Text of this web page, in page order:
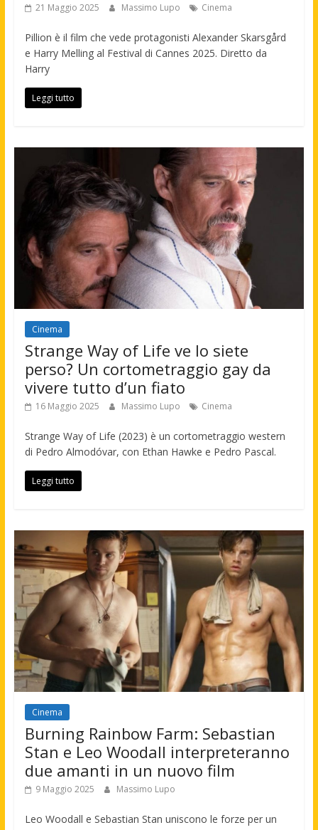
21 Maggio 2025 Massimo Lupo Cinema
Pillion è il film che vede protagonisti Alexander Skarsgård
e Harry Melling al Festival di Cannes 2025. Diretto da
Harry
Leggi tutto
Cinema
Strange Way of Life ve lo siete
perso? Un cortometraggio gay da
vivere tutto d’un fiato
16 Maggio 2025 Massimo Lupo Cinema
Strange Way of Life (2023) è un cortometraggio western
di Pedro Almodóvar, con Ethan Hawke e Pedro Pascal.
Leggi tutto
Cinema
Burning Rainbow Farm: Sebastian
Stan e Leo Woodall interpreteranno
due amanti in un nuovo film
9 Maggio 2025 Massimo Lupo
Leo Woodall e Sebastian Stan uniscono le forze per un